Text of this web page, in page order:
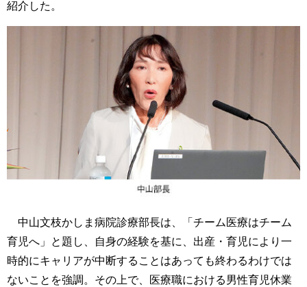
紹介した。
中山文枝かしま病院診療部長は、「チーム医療はチーム
育児へ」と題し、自身の経験を基に、出産・育児により一
時的にキャリアが中断することはあっても終わるわけでは
ないことを強調。その上で、医療職における男性育児休業